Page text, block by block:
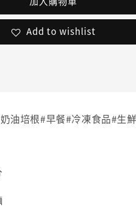
Add to wishlist
油培根#早餐#冷凍食品#生鮮